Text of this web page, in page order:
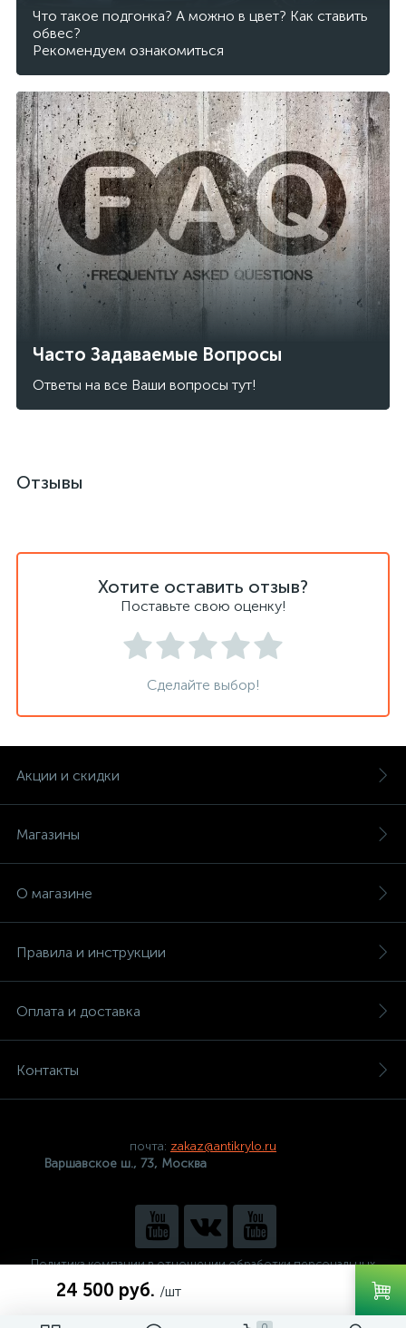
24 500 руб. /шт
Что такое подгонка? А можно в цвет? Как ставить
обвес?
Рекомендуем ознакомиться
Часто Задаваемые Вопросы
Ответы на все Ваши вопросы тут!
Отзывы
Хотите оставить отзыв?
Поставьте свою оценку!
Сделайте выбор!
Акции и скидки
Магазины
О магазине
Правила и инструкции
Оплата и доставка
Контакты
почта: zakaz@antikrylo.ru
Варшавское ш., 73, Москва
Политика компании в отношении обработки персональных